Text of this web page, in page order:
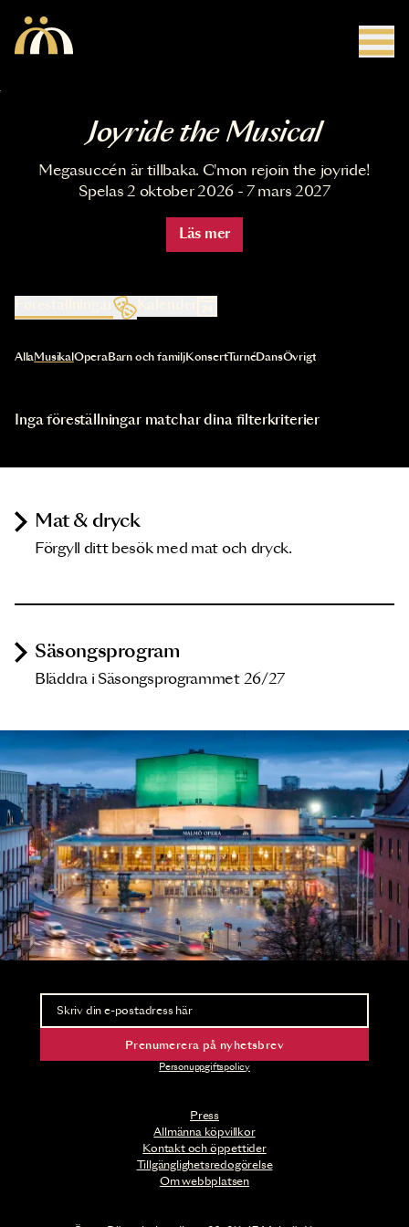
Joyride the Musical
Megasuccén är tillbaka. C'mon rejoin the joyride!
Spelas 2 oktober 2026 - 7 mars 2027
Läs mer
Kalender
Val av kategori uppdaterar innehållet automatiskt
AllaMusikal OperaBarn och familjKonsertTurnéDansÖvrigt
Inga föreställningar matchar dina filterkriterier
Mat & dryck
Förgyll ditt besök med mat och dryck.
Säsongsprogram
Bläddra i Säsongsprogrammet 26/27
Press
Allmänna köpvillkor
Kontakt och öppettider
Tillgänglighetsredogörelse
Om webbplatsen
Nyhetsbrev
Ta del av förhandsinformation och biljettsläpp.
Prenumerera på nyhetsbrev
Personuppgiftspolicy